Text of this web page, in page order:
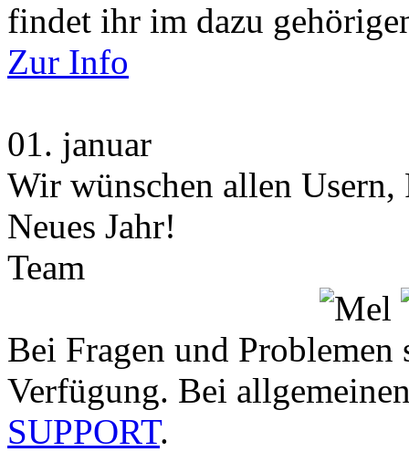
findet ihr im dazu
Zur Info
01. januar
Wir wünschen allen Usern,
Neues Jahr!
Team
Bei Fragen und Problemen
Verfügung. Bei
SUPPORT.